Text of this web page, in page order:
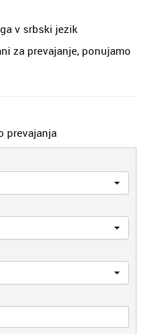
v srbski jezik
za prevajanje, ponujamo
prevajanja